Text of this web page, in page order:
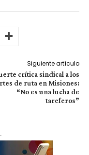
Siguiente artículo
crítica sindical a los
de ruta en Misiones:
“No es una lucha de
tareferos”